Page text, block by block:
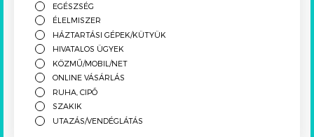
EGÉSZSÉG
ÉLELMISZER
HÁZTARTÁSI GÉPEK/KÜTYÜK
HIVATALOS ÜGYEK
KÖZMŰ/MOBIL/NET
ONLINE VÁSÁRLÁS
RUHA, CIPŐ
SZAKIK
UTAZÁS/VENDÉGLÁTÁS